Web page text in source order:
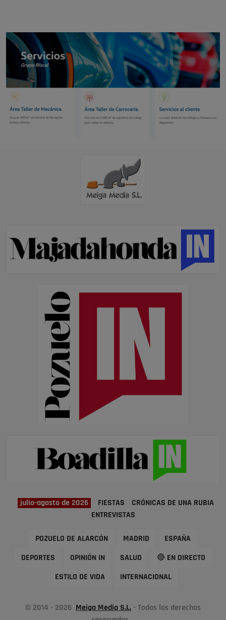
julio-agosto de 2026 FIESTAS
CRÓNICAS DE UNA RUBIA
ENTREVISTAS
POZUELO DE ALARCÓN MADRID ESPAÑA
DEPORTES OPINIÓN IN SALUD 🔴 EN DIRECTO
ESTILO DE VIDA INTERNACIONAL
© 2014 - 2026 Meiga Media S.L. - Todos los derechos